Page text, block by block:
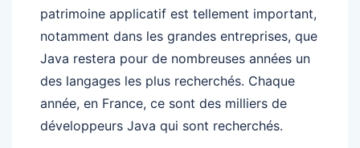
patrimoine applicatif est tellement important,
notamment dans les grandes entreprises, que
Java restera pour de nombreuses années un
des langages les plus recherchés. Chaque
année, en France, ce sont des milliers de
développeurs Java qui sont recherchés.